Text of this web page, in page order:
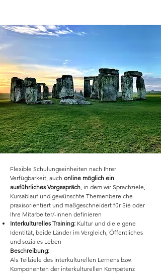
Flexible Schulungseinheiten nach Ihrer
Verfügbarkeit, auch online möglich ein
ausführliches Vorgespräch, in dem wir Sprachziele,
Kursablauf und gewünschte Themenbereiche
praxisorientiert und maßgeschneidert für Sie oder
Ihre Mitarbeiter/-innen definieren
Interkulturelles Training: Kultur und die eigene
Identität, beide Länder im Vergleich, Öffentliches
und soziales Leben
Beschreibung:
Als Teilziele des interkulturellen Lernens bzw.
Komponenten der interkulturellen Kompetenz